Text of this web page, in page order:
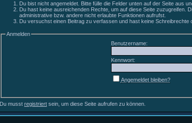
Du bist nicht angemeldet. Bitte fülle die Felder unten auf der Seite aus
Du hast keine ausreichenden Rechte, um auf diese Seite zuzugreifen.
administrative bzw. andere nicht erlaubte Funktionen aufrufst.
Du versuchst einen Beitrag zu verfassen und hast keine Schreibrechte
Anmelden
Benutzername:
Kennwort:
Angemeldet bleiben?
Du musst registriert sein, um diese Seite aufrufen zu können.